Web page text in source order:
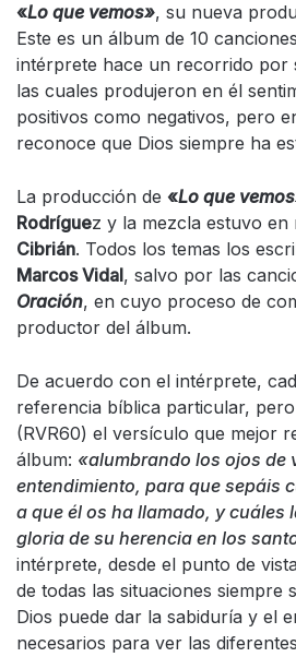
«Lo que vemos», su nueva
Este es un álbum de 10
intérprete hace un recorrido por
las cuales produjeron en él
positivos como negativos, pero
reconoce que Dios siempre ha
La producción de «Lo que
Rodríguez y la mezcla estuvo en
Cibrián. Todos los temas los
Marcos Vidal, salvo por las
Oración, en cuyo proceso de
productor del álbum.
De acuerdo con el intérprete,
referencia bíblica particular, pero
(RVR60) el versículo que mejor
álbum: «alumbrando los ojos de
entendimiento, para que sepáis
a que él os ha llamado, y cuáles
gloria de su herencia en los
intérprete, desde el punto de
de todas las situaciones siempre
Dios puede dar la sabiduría y el
necesarios para ver las